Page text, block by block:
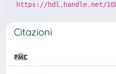
https://hdl.handle.net/
Citazioni